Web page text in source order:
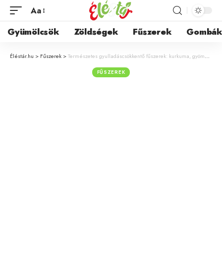
Aa
Gyümölcsök Zöldségek Fűszerek Gombák
Éléstár.hu > Fűszerek >Természetes gyulladáscsökkentő fűszerek: kurkuma, gyömbér és társaik
FŰSZEREK